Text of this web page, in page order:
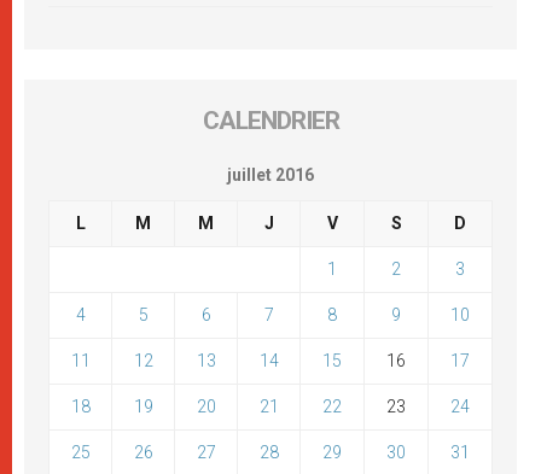
CALENDRIER
juillet 2016
L M M J V S D
1 2 3
4 5 6 7 8 9 10
11 12 13 14 15 16 17
18 19 20 21 22 23 24
25 26 27 28 29 30 31